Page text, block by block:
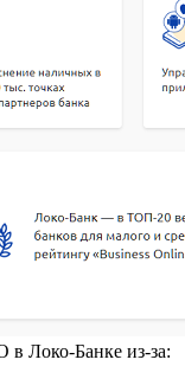
Локо-Банке из-за: